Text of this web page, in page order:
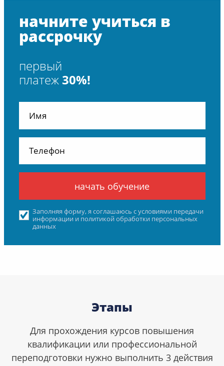
начните учиться в
рассрочку
первый
платеж 30%!
начать обучение
Заполняя форму, я соглашаюсь с условиями передачи
информации и политикой обработки персональных
данных
Этапы
Для прохождения курсов повышения
квалификации или профессиональной
переподготовки нужно выполнить 3 действия